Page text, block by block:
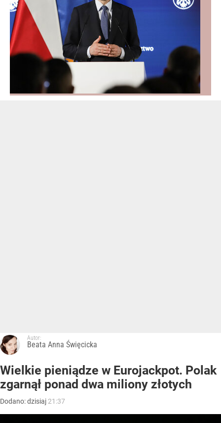
Autor:
Beata Anna Święcicka
Wielkie pieniądze w Eurojackpot. Polak
zgarnął ponad dwa miliony złotych
Dodano:dzisiaj 21:37